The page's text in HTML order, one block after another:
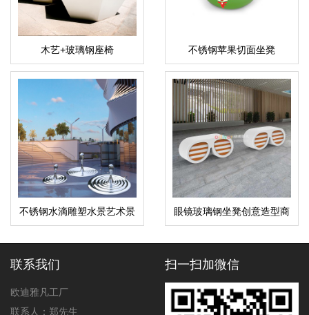
木艺+玻璃钢座椅 不锈钢苹果切面坐凳
不锈钢水滴雕塑水景艺术景
观造型摆件
眼镜玻璃钢坐凳创意造型商
场美陈休闲座椅
联系我们
欧迪雅凡工厂
联系人：郑先生
扫一扫加微信